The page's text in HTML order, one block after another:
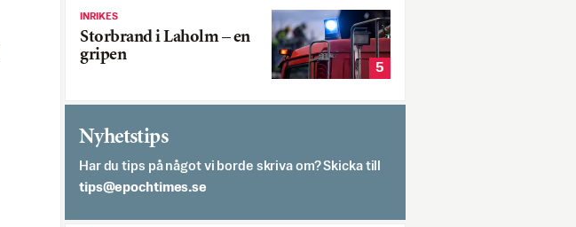
INRIKES
Storbrand i Laholm – en
gripen
5
Nyhetstips
Har du tips på något vi borde skriva om? Skicka till
es.semithcope@spit